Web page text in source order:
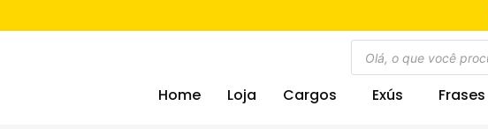
Home Loja Cargos Exús Frases